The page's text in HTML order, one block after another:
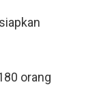
orang